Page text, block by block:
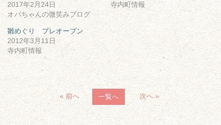
2017年2月24日
オバちゃんの微笑みブログ
寺内町情報
雛めぐり プレオープン
2012年3月11日
寺内町情報
« 前へ 一覧へ 次へ »